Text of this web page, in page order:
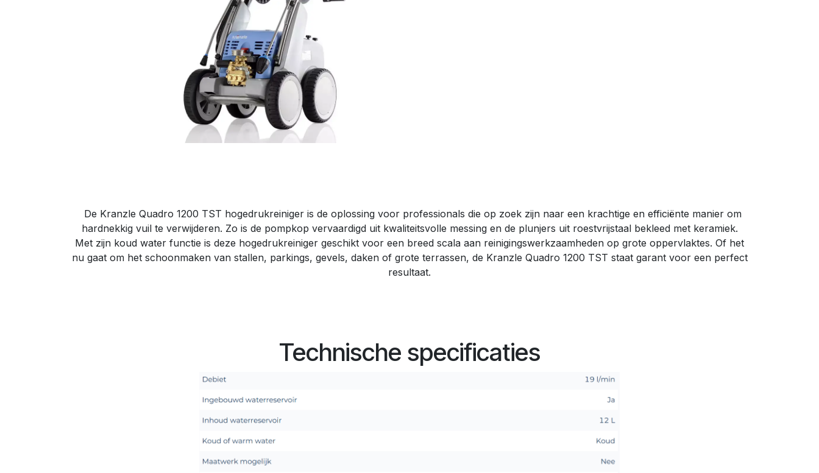
De Kranzle Quadro 1200 TST hogedrukreiniger is de oplossing voor professionals die op zoek zijn naar een krachtige en efficiënte manier om
hardnekkig vuil te verwijderen. Zo is de pompkop vervaardigd uit kwaliteitsvolle messing en de plunjers uit roestvrijstaal bekleed met keramiek.
Met zijn koud water functie is deze hogedrukreiniger geschikt voor een breed scala aan reinigingswerkzaamheden op grote oppervlaktes. Of het
nu gaat om het schoonmaken van stallen, parkings, gevels, daken of grote terrassen, de Kranzle Quadro 1200 TST staat garant voor een perfect
resultaat.
Technische specificaties